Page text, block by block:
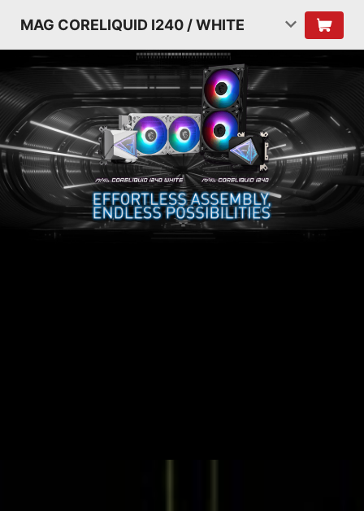
MAG CORELIQUID I240 / WHITE